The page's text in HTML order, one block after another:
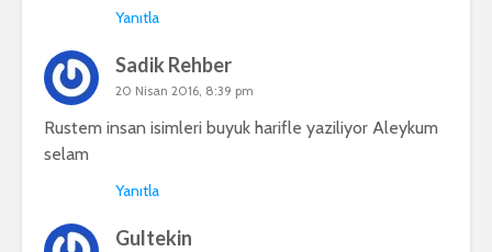
Yanıtla
Sadik Rehber
20 Nisan 2016, 8:39 pm
Rustem insan isimleri buyuk harifle yaziliyor Aleykum
selam
Yanıtla
Gultekin